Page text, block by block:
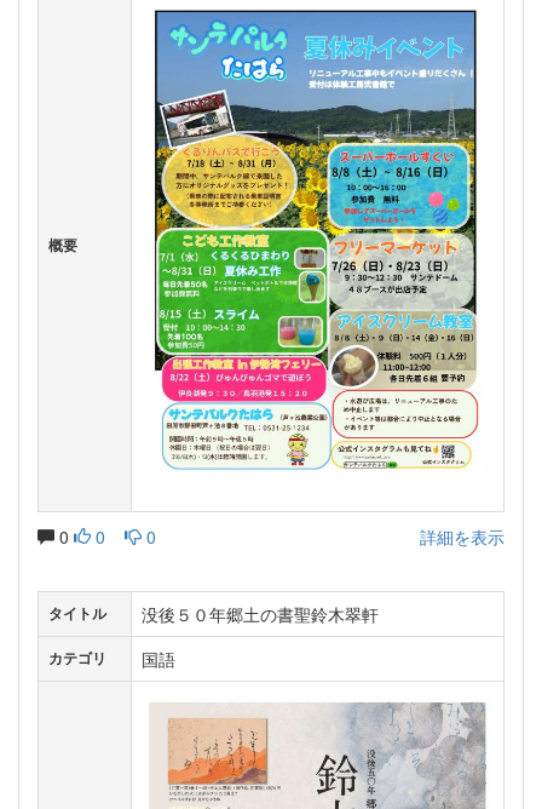
概要
0 0 0 詳細を表示
タイトル 没後５０年郷土の書聖鈴木翠軒
カテゴリ 国語